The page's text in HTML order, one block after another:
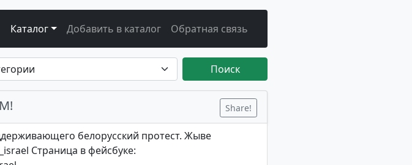
Каталог Добавить в каталог Обратная связь
Поиск
Share!
белорусский протест. Жыве
Страница в фейсбуке: